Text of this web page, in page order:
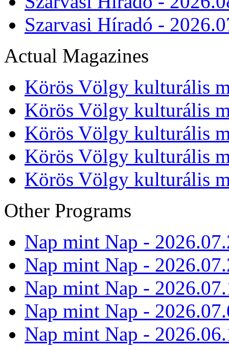
Szarvasi Híradó -
Actual Magazines
Körös Völgy kulturális
Körös Völgy kulturális
Körös Völgy kulturális
Körös Völgy kulturális
Körös Völgy kulturális
Other Programs
Nap mint Nap -
Nap mint Nap -
Nap mint Nap -
Nap mint Nap -
Nap mint Nap -